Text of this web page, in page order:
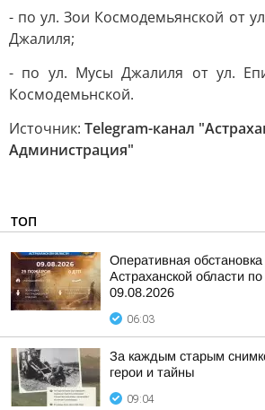
- по ул. Зои Космодемьянской от
Джалиля;
- по ул. Мусы Джалиля от ул.
Космодемьнской.
Источник: Telegram-канал
Администрация"
ТОП
Оперативная
Астраханской области
09.08.2026
06:03
За каждым старым
герои и тайны
09:04